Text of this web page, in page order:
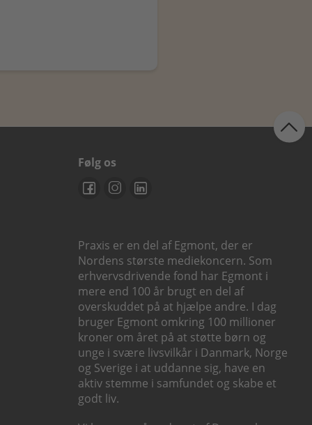
Følg os
Praxis er en del af Egmont, der er
Nordens største mediekoncern. Som
erhvervsdrivende fond har Egmont i
mere end 100 år brugt en del af
overskuddet på at hjælpe andre. I dag
bruger Egmont omkring 100 millioner
kroner om året på at støtte børn og
unge i svære livsvilkår i Danmark, Norge
og Sverige i at uddanne sig, have en
aktiv stemme i samfundet og skabe et
godt liv.